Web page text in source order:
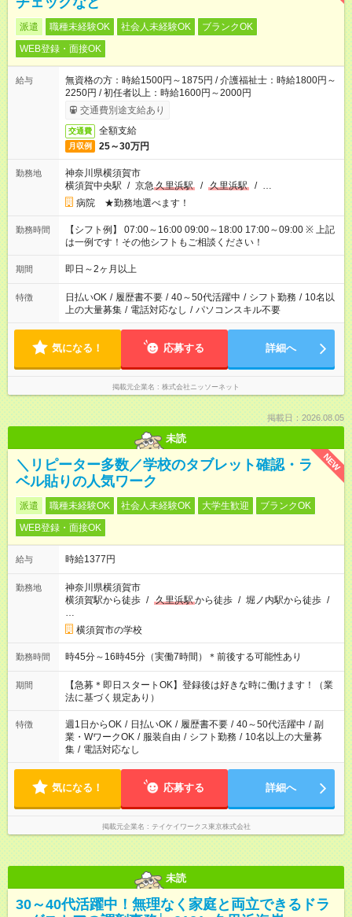
派遣 職種未経験OK 社会人未経験OK
ブランクOK
WEB登録・面接OK
給与
無資格の方：時給1500円～1875円 / 介護福祉士：時給1800円～
2250円 / 初任者以上：時給1600円～2000円
交通費別途支給あり
交通費 全額支給
月収例 25～30万円
勤務地
神奈川県横須賀市
横須賀中央駅 / 京急 久里浜駅 / 久里浜駅 / …
病院 ★勤務地選べます！
勤務時間
【シフト例】 07:00～16:00 09:00～18:00 17:00～09:00 ※ 上記
は一例です！その他シフトもご相談ください！
期間 即日～2ヶ月以上
特徴 日払いOK / 履歴書不要 / 40～50代活躍中 / シフト勤務 / 10名以
上の大量募集 / 電話対応なし / パソコンスキル不要
気になる！ 応募する 詳細へ
掲載元企業名 株式会社ニッソーネット
掲載日：2026.08.05
未読
NEW
＼リピーター多数／学校のタブレット確認・ラ
ベル貼りの人気ワーク
派遣 職種未経験OK 社会人未経験OK 大学生歓迎
ブランクOK
WEB登録・面接OK
給与 時給1377円
勤務地
神奈川県横須賀市
横須賀駅から徒歩 / 久里浜駅から徒歩 / 堀ノ内駅から徒歩 /
…
横須賀市の学校
勤務時間 時45分～16時45分（実働7時間）＊前後する可能性あり
期間
【急募＊即日スタートOK】登録後は好きな時に働けます！（業
法に基づく規定あり）
特徴 週1日からOK / 日払いOK / 履歴書不要 / 40～50代活躍中 / 副
業・WワークOK / 服装自由 / シフト勤務 / 10名以上の大量募
集 / 電話対応なし
気になる！ 応募する 詳細へ
掲載元企業名 テイケイワークス東京株式会社
未読
30～40代活躍中！無理なく家庭と両立できるドラ